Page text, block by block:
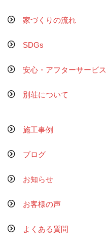
家づくりの流れ
SDGs
安心・アフターサービス
別荘について
施工事例
ブログ
お知らせ
お客様の声
よくある質問